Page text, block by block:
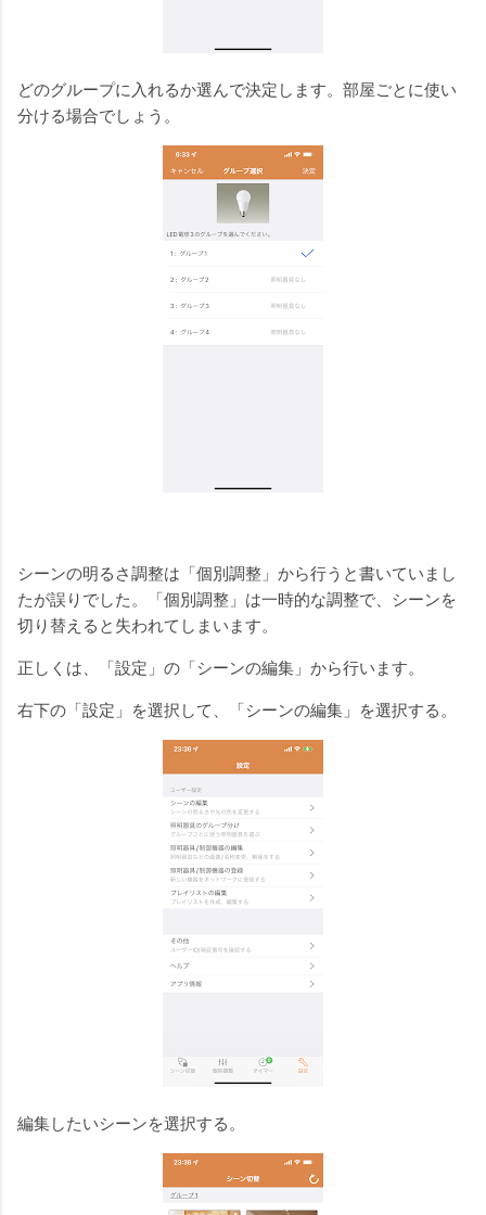
どのグループに入れるか選んで決定します。部屋ごとに使い
分ける場合でしょう。
シーンの明るさ調整は「個別調整」から行うと書いていまし
たが誤りでした。「個別調整」は一時的な調整で、シーンを
切り替えると失われてしまいます。
正しくは、「設定」の「シーンの編集」から行います。
右下の「設定」を選択して、「シーンの編集」を選択する。
編集したいシーンを選択する。